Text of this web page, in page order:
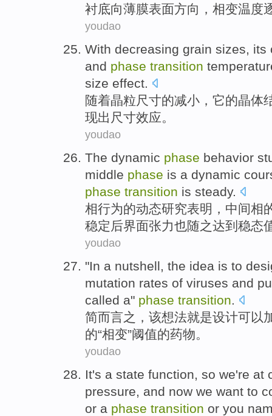
衬底向薄膜表面方向，相变温度
youdao
With decreasing grain sizes, its
and phase transition
size effect.
随着晶粒尺寸的减小， 它的晶体
现出 尺寸效应。
youdao
The dynamic phase behavior
middle phase is a dynamic
phase transition is steady.
相行为的动态研究表明 ， 中间相
稳定 后界面张力也随之达到 稳态
youdao
"In a nutshell, the idea is to
mutation rates of viruses and
called a" phase transition.
简而言之 ， 该想法就是设计可以
的“相变”阈值的药物。
youdao
It's a state function , so we're at
pressure
and now we want to
or a phase transition or you